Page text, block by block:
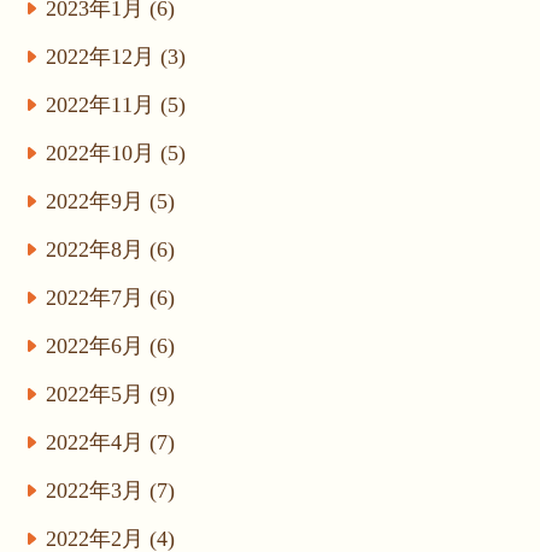
2023年1月 (6)
2022年12月 (3)
2022年11月 (5)
2022年10月 (5)
2022年9月 (5)
2022年8月 (6)
2022年7月 (6)
2022年6月 (6)
2022年5月 (9)
2022年4月 (7)
2022年3月 (7)
2022年2月 (4)